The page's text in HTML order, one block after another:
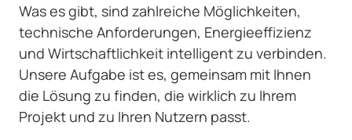
Was es gibt, sind zahlreiche Möglichkeiten,
technische Anforderungen, Energieeffizienz
und Wirtschaftlichkeit intelligent zu verbinden.
Unsere Aufgabe ist es, gemeinsam mit Ihnen
die Lösung zu finden, die wirklich zu Ihrem
Projekt und zu Ihren Nutzern passt.